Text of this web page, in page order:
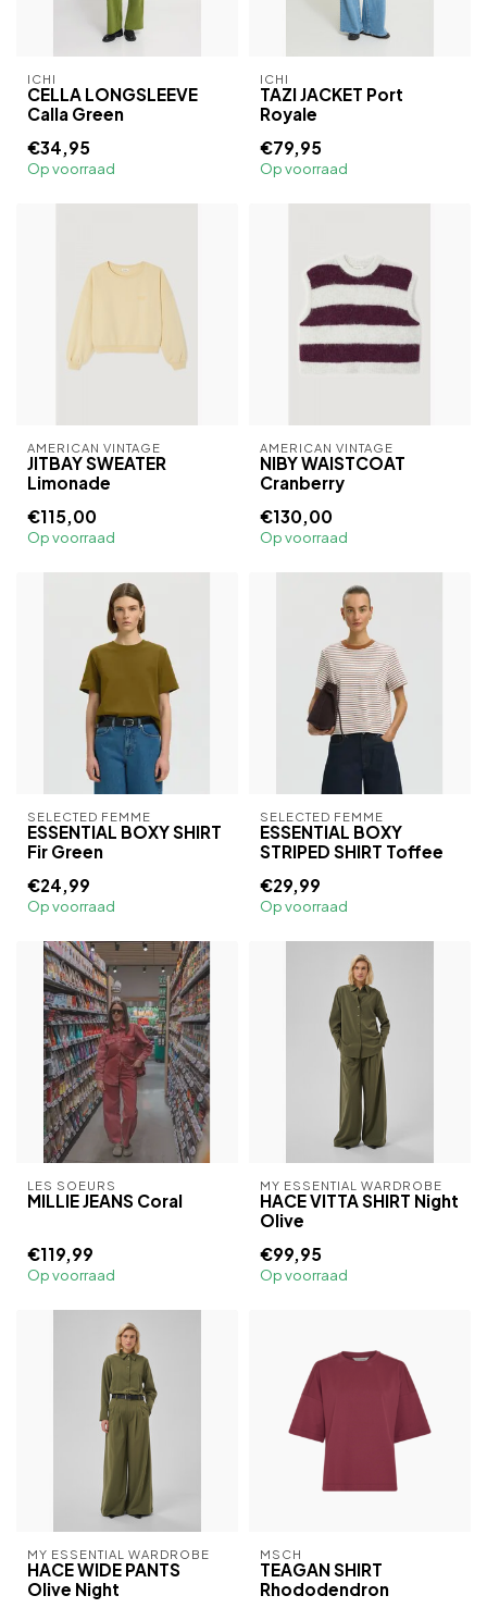
ICHI
CELLA LONGSLEEVE
Calla Green
€34,95
Op voorraad
ICHI
TAZI JACKET Port
Royale
€79,95
Op voorraad
AMERICAN VINTAGE
JITBAY SWEATER
Limonade
€115,00
Op voorraad
AMERICAN VINTAGE
NIBY WAISTCOAT
Cranberry
€130,00
Op voorraad
SELECTED FEMME
ESSENTIAL BOXY SHIRT
Fir Green
€24,99
Op voorraad
SELECTED FEMME
ESSENTIAL BOXY
STRIPED SHIRT Toffee
€29,99
Op voorraad
LES SOEURS
MILLIE JEANS Coral
€119,99
Op voorraad
MY ESSENTIAL WARDROBE
HACE VITTA SHIRT Night
Olive
€99,95
Op voorraad
MY ESSENTIAL WARDROBE
HACE WIDE PANTS
Olive Night
MSCH
TEAGAN SHIRT
Rhododendron